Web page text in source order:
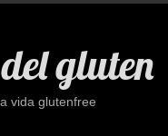
gluten
vida glutenfree